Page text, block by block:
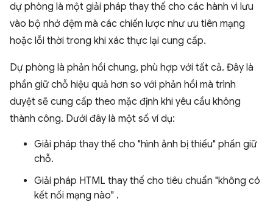
dự phòng là một giải pháp thay thế cho các hành vi lưu
vào bộ nhớ đệm mà các chiến lược như ưu tiên mạng
hoặc lỗi thời trong khi xác thực lại cung cấp.
Dự phòng là phản hồi chung, phù hợp với tất cả. Đây là
phần giữ chỗ hiệu quả hơn so với phản hồi mà trình
duyệt sẽ cung cấp theo mặc định khi yêu cầu không
thành công. Dưới đây là một số ví dụ:
Giải pháp thay thế cho "hình ảnh bị thiếu" phần giữ
chỗ.
Giải pháp HTML thay thế cho tiêu chuẩn "không có
kết nối mạng nào" .